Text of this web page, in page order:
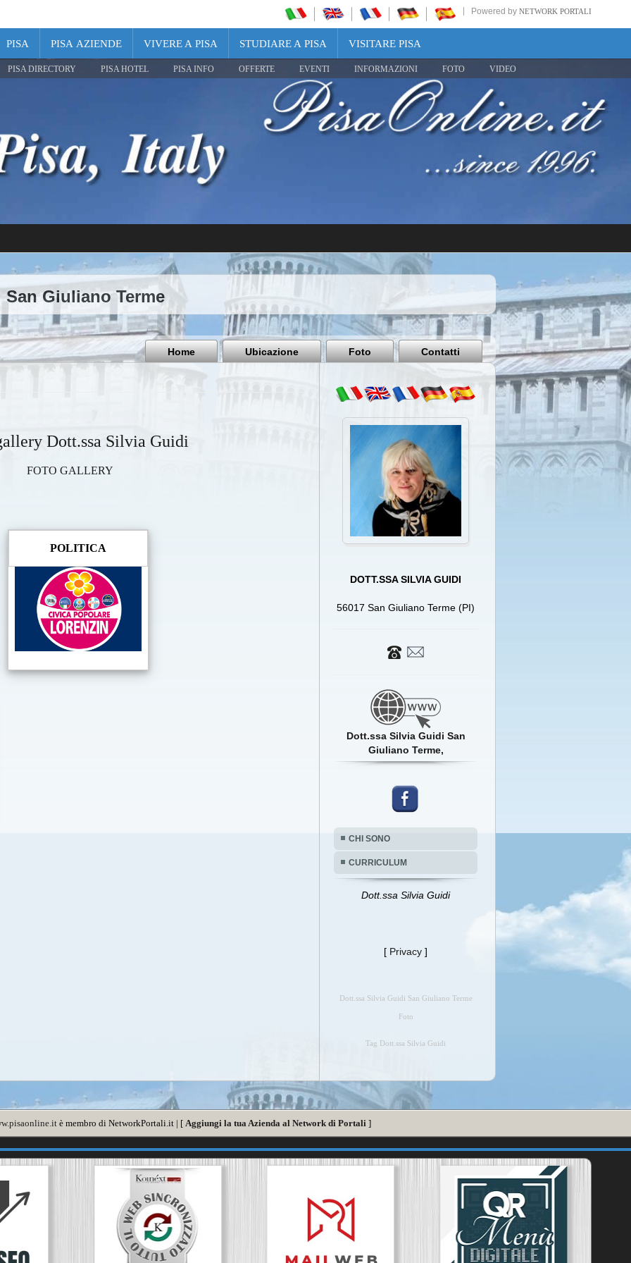
Powered by NETWORK PORTALI
PISA PISA AZIENDE VIVERE A PISA STUDIARE A PISA VISITARE PISA
PISA DIRECTORY PISA HOTEL PISA INFO OFFERTE EVENTI INFORMAZIONI FOTO VIDEO
Share
Pisa
Italy
Giuliano Terme
Home Ubicazione Foto Contatti
Dott.ssa Silvia Guidi
FOTO GALLERY
POLITICA
DOTT.SSA SILVIA GUIDI
56017 San Giuliano Terme (PI)
Dott.ssa Silvia Guidi San
Giuliano Terme,
CHI SONO
CURRICULUM
Dott.ssa Silvia Guidi
[ Privacy ]
Dott.ssa Silvia Guidi San Giuliano Terme
Foto
Tag Dott.ssa Silvia Guidi
è membro di NetworkPortali.it | [ Aggiungi la tua Azienda al Network di Portali ]